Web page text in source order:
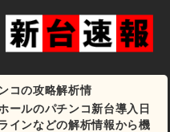
コの攻略解析情
ールのパチンコ新台導入日
インなどの解析情報から機